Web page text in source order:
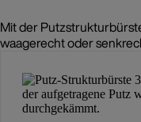
Mit der
waagerecht oder